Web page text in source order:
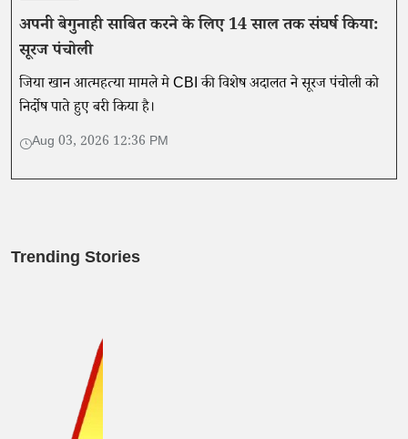
अपनी बेगुनाही साबित करने के लिए 14 साल तक संघर्ष किया:
सूरज पंचोली
जिया खान आत्महत्या मामले मे CBI की विशेष अदालत ने सूरज पंचोली को
निर्दोष पाते हुए बरी किया है।
Aug 03, 2026 12:36 PM
Trending Stories